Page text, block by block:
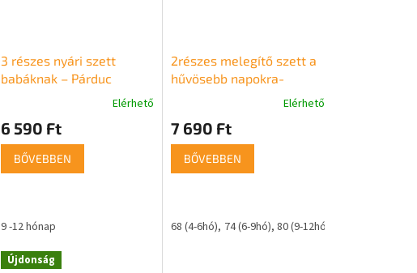
3 részes nyári szett
babáknak – Párduc
Elérhető
6 590 Ft
BŐVEBBEN
9 -12 hónap
2részes melegítő szett a
hűvösebb napokra-
Katarína, lilás-rózsaszín
termék
átlagos
értékelése
Elérhető
7 690 Ft
BŐVEBBEN
68 (4-6hó) 74 (6-9hó) 80 (9-12hó)
Újdonság